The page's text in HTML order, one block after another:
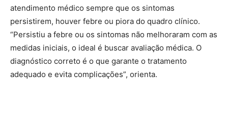
atendimento médico sempre que os sintomas
persistirem, houver febre ou piora do quadro clínico.
“Persistiu a febre ou os sintomas não melhoraram com as
medidas iniciais, o ideal é buscar avaliação médica. O
diagnóstico correto é o que garante o tratamento
adequado e evita complicações”, orienta.